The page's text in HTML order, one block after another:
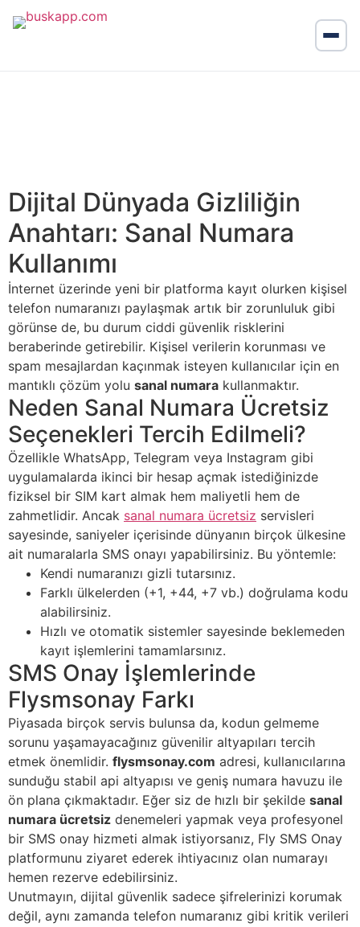
Dijital Dünyada Gizliliğin
Anahtarı: Sanal Numara
Kullanımı
İnternet üzerinde yeni bir platforma kayıt olurken kişisel
telefon numaranızı paylaşmak artık bir zorunluluk gibi
görünse de, bu durum ciddi güvenlik risklerini
beraberinde getirebilir. Kişisel verilerin korunması ve
spam mesajlardan kaçınmak isteyen kullanıcılar için en
mantıklı çözüm yolu sanal numara kullanmaktır.
Neden Sanal Numara Ücretsiz
Seçenekleri Tercih Edilmeli?
Özellikle WhatsApp, Telegram veya Instagram gibi
uygulamalarda ikinci bir hesap açmak istediğinizde
fiziksel bir SIM kart almak hem maliyetli hem de
zahmetlidir. Ancak sanal numara ücretsiz servisleri
sayesinde, saniyeler içerisinde dünyanın birçok ülkesine
ait numaralarla SMS onayı yapabilirsiniz. Bu yöntemle:
Kendi numaranızı gizli tutarsınız.
Farklı ülkelerden (+1, +44, +7 vb.) doğrulama kodu
alabilirsiniz.
Hızlı ve otomatik sistemler sayesinde beklemeden
kayıt işlemlerini tamamlarsınız.
SMS Onay İşlemlerinde
Flysmsonay Farkı
Piyasada birçok servis bulunsa da, kodun gelmeme
sorunu yaşamayacağınız güvenilir altyapıları tercih
etmek önemlidir. flysmsonay.com adresi, kullanıcılarına
sunduğu stabil api altyapısı ve geniş numara havuzu ile
ön plana çıkmaktadır. Eğer siz de hızlı bir şekilde sanal
numara ücretsiz denemeleri yapmak veya profesyonel
bir SMS onay hizmeti almak istiyorsanız, Fly SMS Onay
platformunu ziyaret ederek ihtiyacınız olan numarayı
hemen rezerve edebilirsiniz.
Unutmayın, dijital güvenlik sadece şifrelerinizi korumak
değil, aynı zamanda telefon numaranız gibi kritik verileri